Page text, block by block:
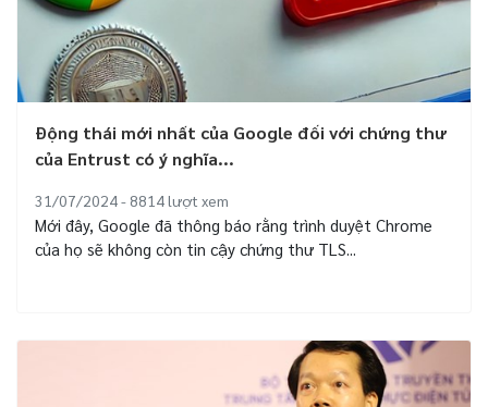
Động thái mới nhất của Google đối với chứng thư
của Entrust có ý nghĩa...
31/07/2024 - 8814lượt xem
Mới đây, Google đã thông báo rằng trình duyệt Chrome
của họ sẽ không còn tin cậy chứng thư TLS...